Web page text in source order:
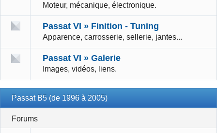
Moteur, mécanique, électronique.
Passat VI » Finition - Tuning
Apparence, carrosserie, sellerie, jantes...
Passat VI » Galerie
Images, vidéos, liens.
Passat B5 (de 1996 à 2005)
Forums